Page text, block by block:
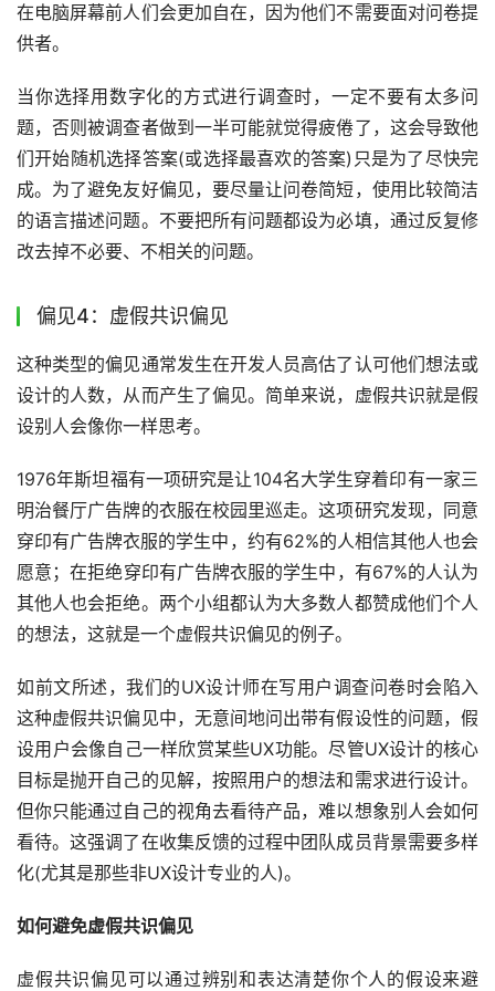
在电脑屏幕前人们会更加自在，因为他们不需要面对问卷提
供者。
当你选择用数字化的方式进行调查时，一定不要有太多问
题，否则被调查者做到一半可能就觉得疲倦了，这会导致他
们开始随机选择答案(或选择最喜欢的答案)只是为了尽快完
成。为了避免友好偏见，要尽量让问卷简短，使用比较简洁
的语言描述问题。不要把所有问题都设为必填，通过反复修
改去掉不必要、不相关的问题。
偏见4：虚假共识偏见
这种类型的偏见通常发生在开发人员高估了认可他们想法或
设计的人数，从而产生了偏见。简单来说，虚假共识就是假
设别人会像你一样思考。
1976年斯坦福有一项研究是让104名大学生穿着印有一家三
明治餐厅广告牌的衣服在校园里巡走。这项研究发现，同意
穿印有广告牌衣服的学生中，约有62%的人相信其他人也会
愿意；在拒绝穿印有广告牌衣服的学生中，有67%的人认为
其他人也会拒绝。两个小组都认为大多数人都赞成他们个人
的想法，这就是一个虚假共识偏见的例子。
如前文所述，我们的UX设计师在写用户调查问卷时会陷入
这种虚假共识偏见中，无意间地问出带有假设性的问题，假
设用户会像自己一样欣赏某些UX功能。尽管UX设计的核心
目标是抛开自己的见解，按照用户的想法和需求进行设计。
但你只能通过自己的视角去看待产品，难以想象别人会如何
看待。这强调了在收集反馈的过程中团队成员背景需要多样
化(尤其是那些非UX设计专业的人)。
如何避免虚假共识偏见
虚假共识偏见可以通过辨别和表达清楚你个人的假设来避